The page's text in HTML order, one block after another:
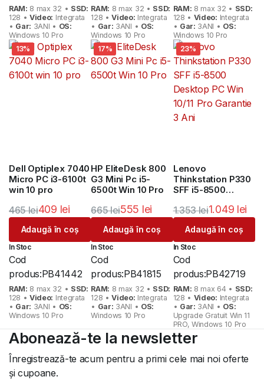
1.092 lei.
RAM: 8 max 32 • SSD:
128 •Video: Integrata
• Gar: 3ANI • OS:
Windows 10 Pro
633 lei.
RAM: 8 max 32 • SSD:
128 •Video: Integrata
• Gar: 3ANI • OS:
Windows 10 Pro
739 lei.
RAM: 8 max 32 • SSD:
128 • Video: Integrata
• Gar: 3ANI • OS:
Windows 10 Pro
13%
Dell Optiplex 7040
Micro PC i3-6100t
win 10 pro
465lei
Prețul
inițial
a
fost:
465 lei.
409 lei
Prețul
curent
este:
409 lei.
Adaugă în coș
In Stoc
Cod
produs:PB41442
RAM: 8 max 32 • SSD:
128 •Video: Integrata
• Gar: 3ANI • OS:
Windows 10 Pro
17%
HP EliteDesk 800
G3 Mini Pc i5-
6500t Win 10 Pro
665lei
Prețul
inițial
a
fost:
665 lei.
555 lei
Prețul
curent
este:
555 lei.
Adaugă în coș
In Stoc
Cod
produs:PB41815
RAM: 8 max 32 • SSD:
128 •Video: Integrata
• Gar: 3ANI • OS:
Windows 10 Pro
23%
Lenovo
Thinkstation P330
SFF i5-8500
10/11 Pro Garantie
3 Ani
1.353lei
Prețul
inițial
a
fost:
1.353 lei.
1.049 lei
Prețul
curent
este:
1.049 lei.
Adaugă în coș
In Stoc
Cod
produs:PB42719
RAM: 8 max 64 • SSD:
128 • Video: Integrata
• Gar: 3ANI • OS:
Upgrade Gratuit Win 11
PRO, Windows 10 Pro
Abonează-te la newsletter
Înregistrează-te acum pentru a primi cele mai noi oferte
și cupoane.